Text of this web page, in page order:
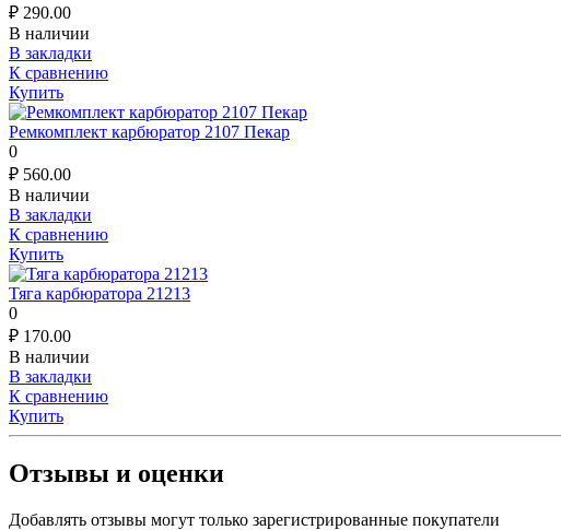
₽ 290.00
В наличии
В закладки
К сравнению
Купить
Ремкомплект карбюратор 2107 Пекар
0
₽ 560.00
В наличии
В закладки
К сравнению
Купить
Тяга карбюратора 21213
0
₽ 170.00
В наличии
В закладки
К сравнению
Купить
Отзывы и оценки
Добавлять отзывы могут только зарегистрированные покупатели